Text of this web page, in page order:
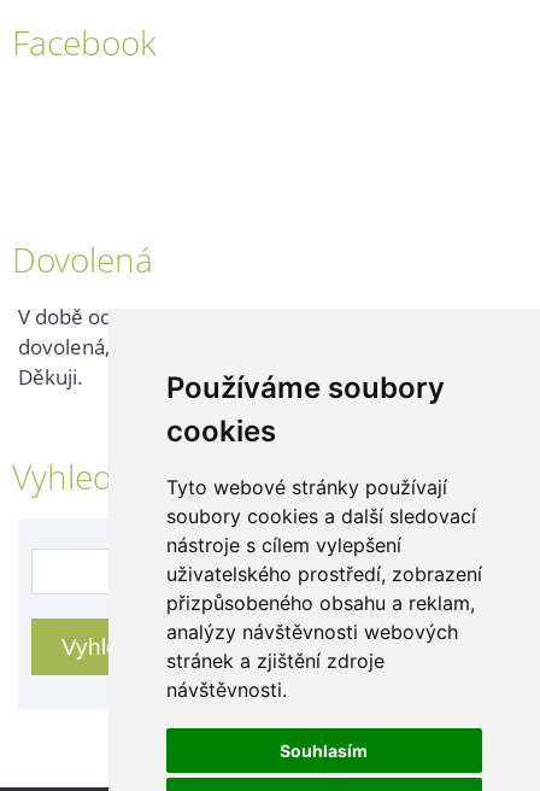
Používáme soubory
cookies
Tyto webové stránky používají
soubory cookies a další sledovací
nástroje s cílem vylepšení
uživatelského prostředí, zobrazení
přizpůsobeného obsahu a reklam,
analýzy návštěvnosti webových
stránek a zjištění zdroje
návštěvnosti.
Souhlasím
Facebook
Dovolená
V době od 25. 7. - 2. 8. 2026 probíhá v naší firmě
dovolená, kontaktujte nás až po jejím ukončení.
Děkuji.
Vyhledávání